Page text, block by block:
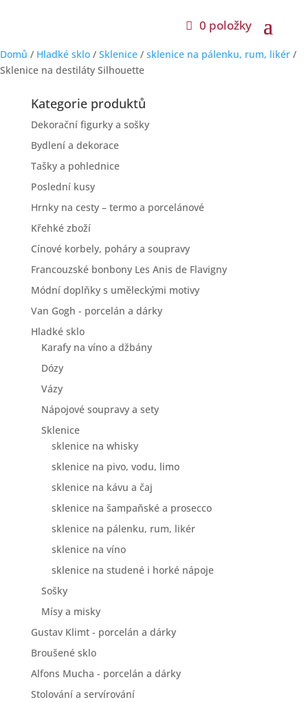
0 položky
Domů / Hladké sklo / Sklenice / sklenice na pálenku, rum, likér /
Sklenice na destiláty Silhouette
Kategorie produktů
Dekorační figurky a sošky
Bydlení a dekorace
Tašky a pohlednice
Poslední kusy
Hrnky na cesty – termo a porcelánové
Křehké zboží
Cínové korbely, poháry a soupravy
Francouzské bonbony Les Anis de Flavigny
Módní doplňky s uměleckými motivy
Van Gogh - porcelán a dárky
Hladké sklo
Karafy na víno a džbány
Dózy
Vázy
Nápojové soupravy a sety
Sklenice
sklenice na whisky
sklenice na pivo, vodu, limo
sklenice na kávu a čaj
sklenice na šampaňské a prosecco
sklenice na pálenku, rum, likér
sklenice na víno
sklenice na studené i horké nápoje
Sošky
Mísy a misky
Gustav Klimt - porcelán a dárky
Broušené sklo
Alfons Mucha - porcelán a dárky
Stolování a servírování